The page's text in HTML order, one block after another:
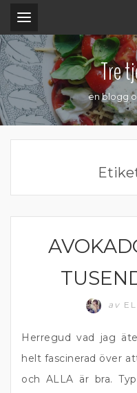
Tre
en blogg
FRUKOST OCH MELLANMÅL
av
Herregud vad jag
helt fascinerad över
och ALLA är bra.